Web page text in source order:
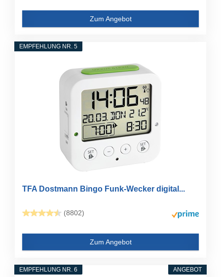
Zum Angebot
EMPFEHLUNG NR. 5
TFA Dostmann Bingo Funk-Wecker digital...
(8802)
Zum Angebot
ANGEBOT
EMPFEHLUNG NR. 6